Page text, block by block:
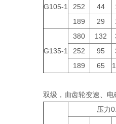
G105-1 252 44
189
29
G135-1
380 132
252 95
189
65
双级，由齿轮变速
压力